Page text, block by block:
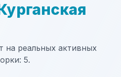
на реальных активных
5.